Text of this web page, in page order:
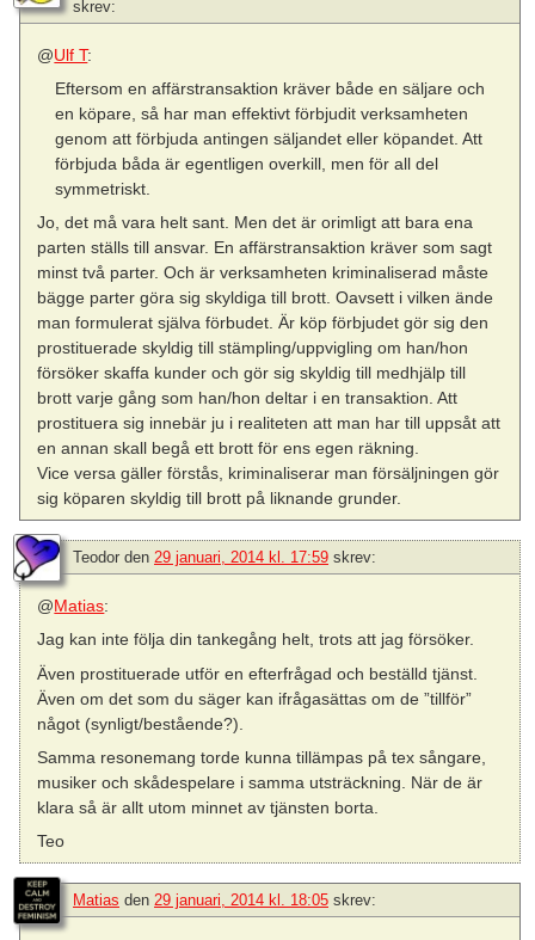
skrev:
@Ulf T:
Eftersom en affärstransaktion kräver både en säljare och
en köpare, så har man effektivt förbjudit verksamheten
genom att förbjuda antingen säljandet eller köpandet. Att
förbjuda båda är egentligen overkill, men för all del
symmetriskt.
Jo, det må vara helt sant. Men det är orimligt att bara ena
parten ställs till ansvar. En affärstransaktion kräver som sagt
minst två parter. Och är verksamheten kriminaliserad måste
bägge parter göra sig skyldiga till brott. Oavsett i vilken ände
man formulerat själva förbudet. Är köp förbjudet gör sig den
prostituerade skyldig till stämpling/uppvigling om han/hon
försöker skaffa kunder och gör sig skyldig till medhjälp till
brott varje gång som han/hon deltar i en transaktion. Att
prostituera sig innebär ju i realiteten att man har till uppsåt att
en annan skall begå ett brott för ens egen räkning.
Vice versa gäller förstås, kriminaliserar man försäljningen gör
sig köparen skyldig till brott på liknande grunder.
Teodor den 29 januari, 2014 kl. 17:59 skrev:
@Matias:
Jag kan inte följa din tankegång helt, trots att jag försöker.
Även prostituerade utför en efterfrågad och beställd tjänst.
Även om det som du säger kan ifrågasättas om de ”tillför”
något (synligt/bestående?).
Samma resonemang torde kunna tillämpas på tex sångare,
musiker och skådespelare i samma utsträckning. När de är
klara så är allt utom minnet av tjänsten borta.
Teo
Matias den 29 januari, 2014 kl. 18:05 skrev: